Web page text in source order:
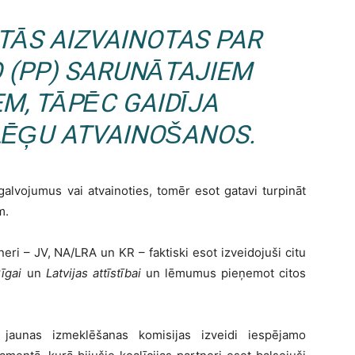
AIZVAINOTAS PAR
(PP) SARUNĀTAJIEM
TĀPĒC GAIDĪJA
ATVAINOŠANOS.
vai atvainoties, tomēr esot gatavi turpināt
– JV, NA/LRA un KR – faktiski esot izveidojuši citu
un Latvijas attīstībaiun lēmumus pieņemot citos
izmeklēšanas komisijas izveidi iespējamo